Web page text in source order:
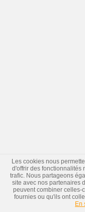
Les cookies nous
d'offrir des fonctionnalités
trafic. Nous partageons
site avec nos partenaires
peuvent combiner celles-
fournies ou qu'ils ont
En